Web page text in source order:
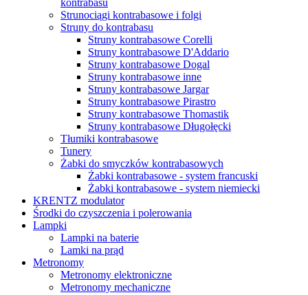
kontrabasu
Strunociągi kontrabasowe i folgi
Struny do kontrabasu
Struny kontrabasowe Corelli
Struny kontrabasowe D'Addario
Struny kontrabasowe Dogal
Struny kontrabasowe inne
Struny kontrabasowe Jargar
Struny kontrabasowe Pirastro
Struny kontrabasowe Thomastik
Struny kontrabasowe Długołęcki
Tłumiki kontrabasowe
Tunery
Żabki do smyczków kontrabasowych
Żabki kontrabasowe - system francuski
Żabki kontrabasowe - system niemiecki
KRENTZ modulator
Środki do czyszczenia i polerowania
Lampki
Lampki na baterie
Lamki na prąd
Metronomy
Metronomy elektroniczne
Metronomy mechaniczne